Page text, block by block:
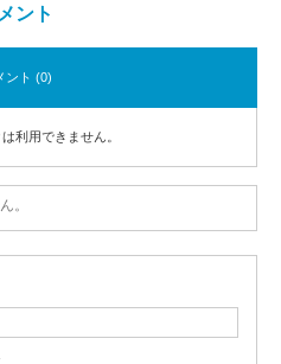
ント
ント (0)
利用できません。
。